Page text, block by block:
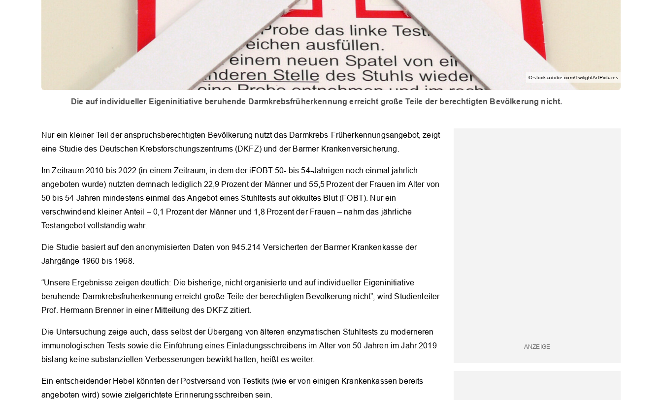
OK
© stock.adobe.com/TwilightArtPictures
Die auf individueller Eigeninitiative beruhende Darmkrebsfrüherkennung erreicht große Teile der berechtigten Bevölkerung nicht.
Nur ein kleiner Teil der anspruchsberechtigten Bevölkerung nutzt das Darmkrebs-Früherkennungsangebot, zeigt
eine Studie des Deutschen Krebsforschungszentrums (DKFZ) und der Barmer Krankenversicherung.
Im Zeitraum 2010 bis 2022 (in einem Zeitraum, in dem der iFOBT 50- bis 54-Jährigen noch einmal jährlich
angeboten wurde) nutzten demnach lediglich 22,9 Prozent der Männer und 55,5 Prozent der Frauen im Alter von
50 bis 54 Jahren mindestens einmal das Angebot eines Stuhltests auf okkultes Blut (FOBT). Nur ein
verschwindend kleiner Anteil – 0,1 Prozent der Männer und 1,8 Prozent der Frauen – nahm das jährliche
Testangebot vollständig wahr.
Die Studie basiert auf den anonymisierten Daten von 945.214 Versicherten der Barmer Krankenkasse der
Jahrgänge 1960 bis 1968.
“Unsere Ergebnisse zeigen deutlich: Die bisherige, nicht organisierte und auf individueller Eigeninitiative
beruhende Darmkrebsfrüherkennung erreicht große Teile der berechtigten Bevölkerung nicht”, wird Studienleiter
Prof. Hermann Brenner in einer Mitteilung des DKFZ zitiert.
Die Untersuchung zeige auch, dass selbst der Übergang von älteren enzymatischen Stuhltests zu moderneren
immunologischen Tests sowie die Einführung eines Einladungsschreibens im Alter von 50 Jahren im Jahr 2019
bislang keine substanziellen Verbesserungen bewirkt hätten, heißt es weiter.
Ein entscheidender Hebel könnten der Postversand von Testkits (wie er von einigen Krankenkassen bereits
angeboten wird) sowie zielgerichtete Erinnerungsschreiben sein.